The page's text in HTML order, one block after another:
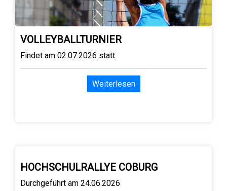
VOLLEYBALLTURNIER
Findet am 02.07.2026 statt.
Weiterlesen
HOCHSCHULRALLYE COBURG
Durchgeführt am 24.06.2026